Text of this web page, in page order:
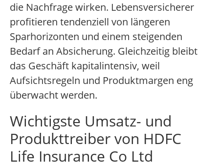
die Nachfrage wirken. Lebensversicherer
profitieren tendenziell von längeren
Sparhorizonten und einem steigenden
Bedarf an Absicherung. Gleichzeitig bleibt
das Geschäft kapitalintensiv, weil
Aufsichtsregeln und Produktmargen eng
überwacht werden.
Wichtigste Umsatz- und
Produkttreiber von HDFC
Life Insurance Co Ltd